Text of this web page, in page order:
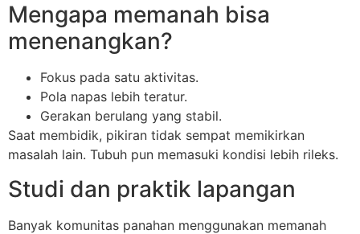
Mengapa memanah bisa
menenangkan?
Fokus pada satu aktivitas.
Pola napas lebih teratur.
Gerakan berulang yang stabil.
Saat membidik, pikiran tidak sempat memikirkan
masalah lain. Tubuh pun memasuki kondisi lebih rileks.
Studi dan praktik lapangan
Banyak komunitas panahan menggunakan memanah